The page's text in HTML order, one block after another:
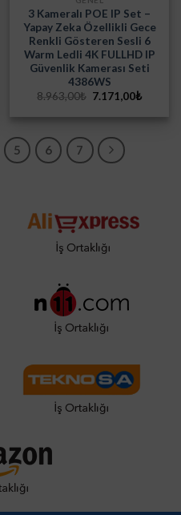
3 Kameralı POE IP Set –
Yapay Zeka Özellikli Gece
Renkli Gösteren Sesli 6
Warm Ledli 4K FULLHD IP
Güvenlik Kamerası Seti
4386WS
8.963,00₺ Orijinal
8.963,00₺.
7.171,00₺Şu
fiyat:
5 6 7